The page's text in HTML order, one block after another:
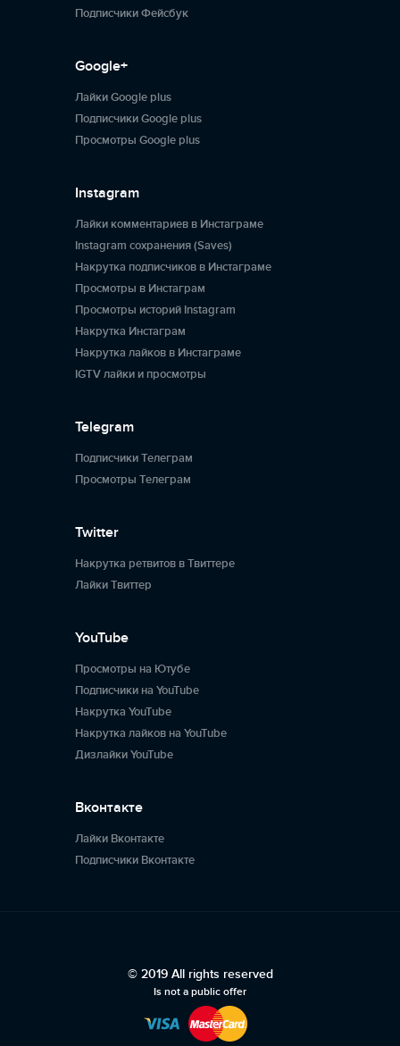
Подписчики Фейсбук
Google+
Лайки Google plus
Подписчики Google plus
Просмотры Google plus
Instagram
Лайки комментариев в Инстаграме
Instagram сохранения (Saves)
Накрутка подписчиков в Инстаграме
Просмотры в Инстаграм
Просмотры историй Instagram
Накрутка Инстаграм
Накрутка лайков в Инстаграме
IGTV лайки и просмотры
Telegram
Подписчики Телеграм
Просмотры Телеграм
Twitter
Накрутка ретвитов в Твиттере
Лайки Твиттер
YouTube
Просмотры на Ютубе
Подписчики на YouTube
Накрутка YouTube
Накрутка лайков на YouTube
Дизлайки YouTube
Вконтакте
Лайки Вконтакте
Подписчики Вконтакте
© 2019 All rights reserved
Is not a public offer